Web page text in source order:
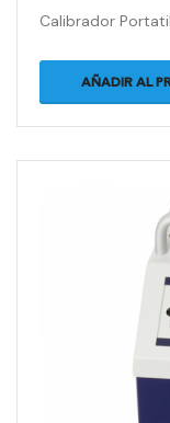
Calibrador
AÑADIR AL